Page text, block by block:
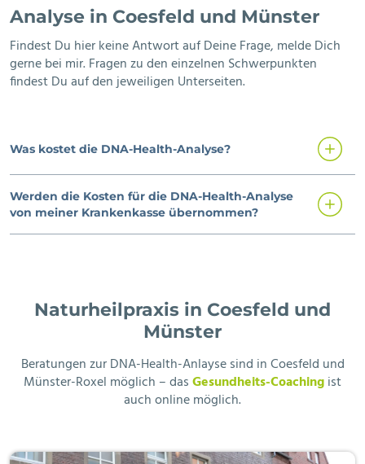
Analyse in Coesfeld und Münster
Findest Du hier keine Antwort auf Deine Frage, melde Dich
gerne bei mir. Fragen zu den einzelnen Schwerpunkten
findest Du auf den jeweiligen Unterseiten.
Was kostet die DNA-Health-Analyse?
Werden die Kosten für die DNA-Health-Analyse
von meiner Krankenkasse übernommen?
Naturheilpraxis in Coesfeld und
Münster
Beratungen zur DNA-Health-Anlayse sind in Coesfeld und
Münster-Roxel möglich – dasGesundheits-Coachingist
auch online möglich.